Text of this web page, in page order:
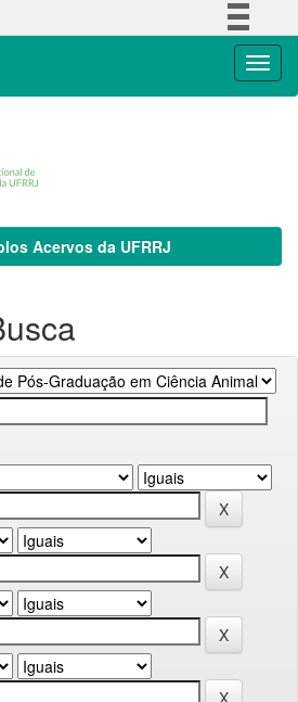
Acervos da UFRRJ